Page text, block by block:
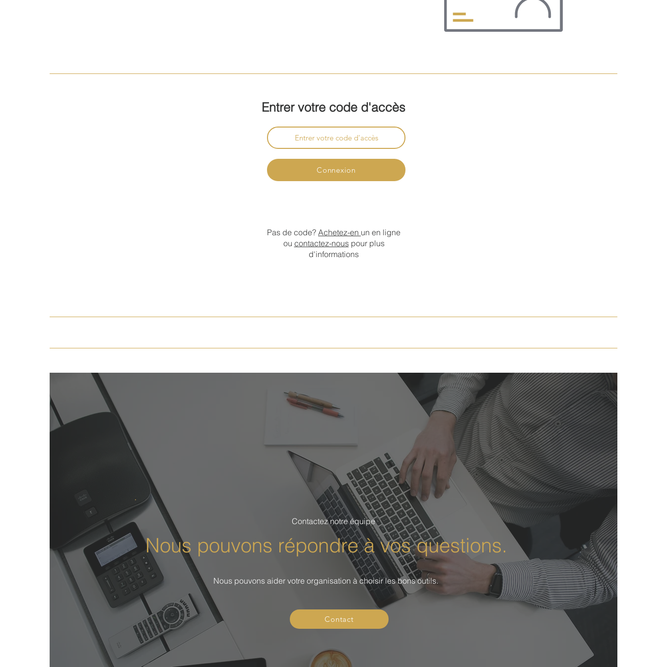
Entrer votre code d'accès
Connexion
Pas de code? Achetez-en un en ligne
ou contactez-nouspour plus
d'informations
Contactez notre équipe
Nous pouvons répondre à vos questions.
Nous pouvons aider votre organisation à choisir les bons outils.
Contact